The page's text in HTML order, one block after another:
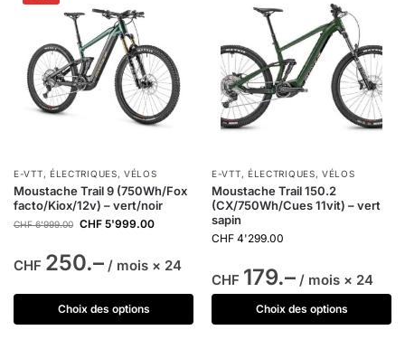
E-VTT, ÉLECTRIQUES,VÉLOS
Moustache Trail 9 (750Wh/Fox
facto/Kiox/12v) – vert/noir
CHF6'999.00 CHF 5'999.00
CHF 250.– / mois × 24
Choix des options
E-VTT, ÉLECTRIQUES,VÉLOS
Moustache Trail 150.2
(CX/750Wh/Cues 11vit) – vert
sapin
CHF 4'299.00
CHF 179.– / mois × 24
Choix des options